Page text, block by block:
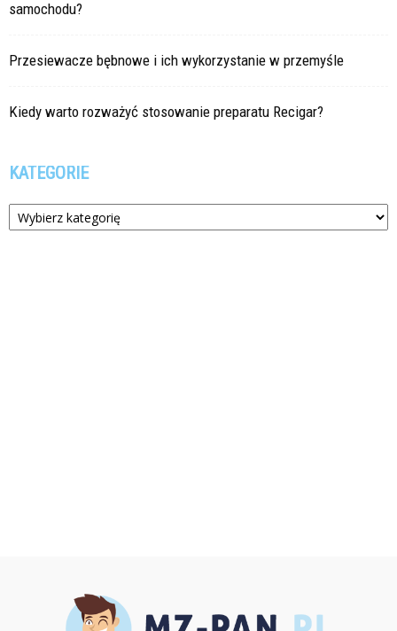
samochodu?
Przesiewacze bębnowe i ich wykorzystanie w przemyśle
Kiedy warto rozważyć stosowanie preparatu Recigar?
KATEGORIE
Kategorie